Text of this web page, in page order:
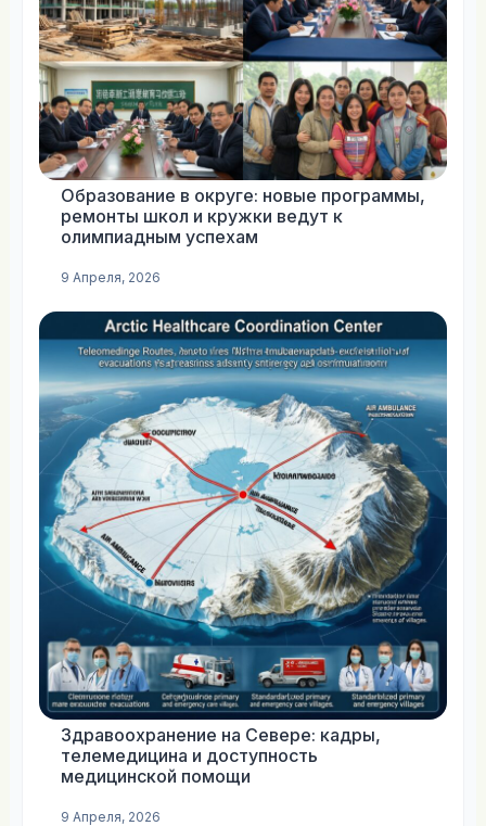
Образование в округе: новые программы,
ремонты школ и кружки ведут к
олимпиадным успехам
9 Апреля, 2026
Здравоохранение на Севере: кадры,
телемедицина и доступность
медицинской помощи
9 Апреля, 2026